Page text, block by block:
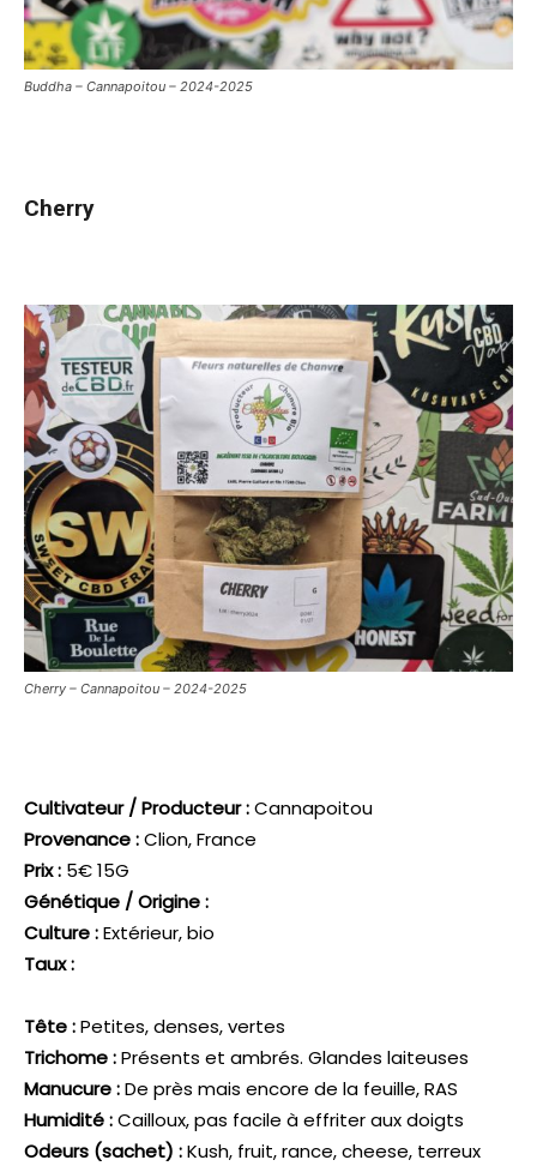
Buddha – Cannapoitou – 2024-2025
Cherry
Cherry – Cannapoitou – 2024-2025
Cultivateur / Producteur :Cannapoitou
Provenance :Clion, France
Prix : 5€ 15G
Génétique / Origine :
Culture :Extérieur, bio
Taux :
Tête :Petites, denses, vertes
Trichome :Présents et ambrés. Glandes laiteuses
Manucure :De près mais encore de la feuille, RAS
Humidité :Cailloux, pas facile à effriter aux doigts
Odeurs (sachet) :Kush, fruit, rance, cheese, terreux